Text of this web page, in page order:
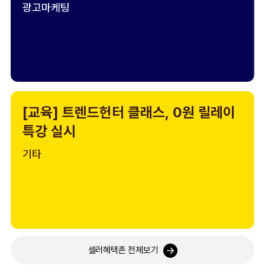
광고마케팅
[교육] 트렌드헌터 클래스, 0원 릴레이
특강 실시
기타
셀러혜택존 전체보기